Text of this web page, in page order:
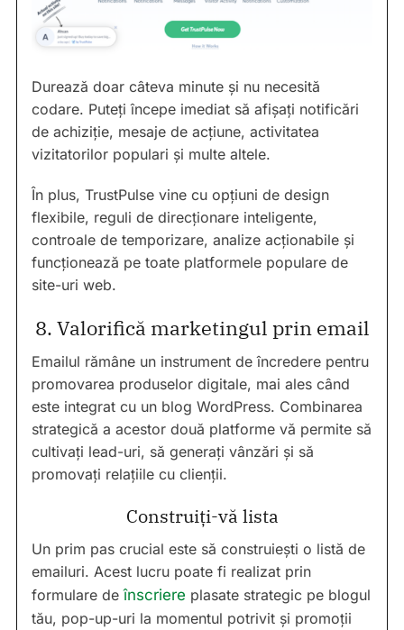
Durează doar câteva minute și nu necesită
codare. Puteți începe imediat să afișați notificări
de achiziție, mesaje de acțiune, activitatea
vizitatorilor populari și multe altele.
În plus, TrustPulse vine cu opțiuni de design
flexibile, reguli de direcționare inteligente,
controale de temporizare, analize acționabile și
funcționează pe toate platformele populare de
site-uri web.
8. Valorifică marketingul prin email
Emailul rămâne un instrument de încredere pentru
promovarea produselor digitale, mai ales când
este integrat cu un blog WordPress. Combinarea
strategică a acestor două platforme vă permite să
cultivați lead-uri, să generați vânzări și să
promovați relațiile cu clienții.
Construiți-vă lista
Un prim pas crucial este să construiești o listă de
emailuri. Acest lucru poate fi realizat prin
formulare deînscriere plasate strategic pe blogul
tău, pop-up-uri la momentul potrivit și promoții